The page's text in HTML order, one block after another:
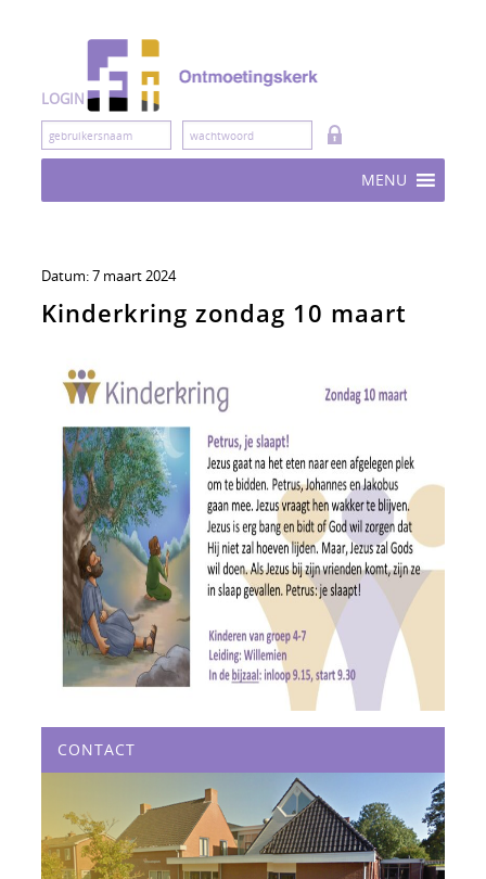
LOGIN
MENU
Datum:7 maart 2024
Kinderkring zondag 10 maart
CONTACT